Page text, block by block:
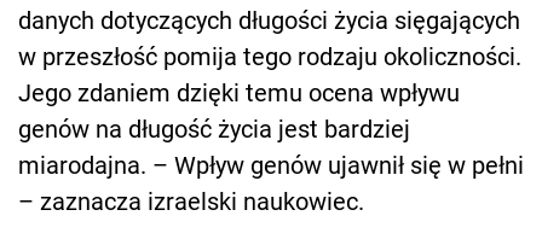
danych dotyczących długości życia sięgających
w przeszłość pomija tego rodzaju okoliczności.
Jego zdaniem dzięki temu ocena wpływu
genów na długość życia jest bardziej
miarodajna. – Wpływ genów ujawnił się w pełni
– zaznacza izraelski naukowiec.